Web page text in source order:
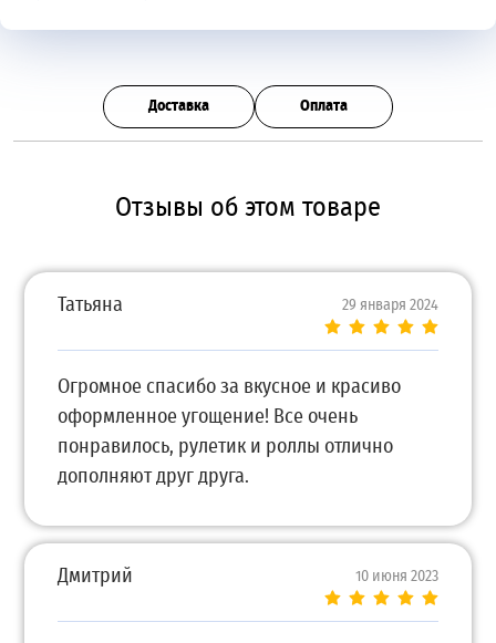
Доставка Оплата
Отзывы об этом товаре
Татьяна 29 января 2024
Огромное спасибо за вкусное и красиво
оформленное угощение! Все очень
понравилось, рулетик и роллы отлично
дополняют друг друга.
Дмитрий 10 июня 2023